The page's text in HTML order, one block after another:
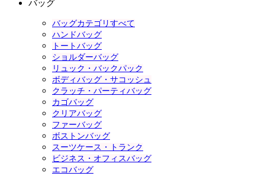
バッグ
バッグカテゴリすべて
ハンドバッグ
トートバッグ
ショルダーバッグ
リュック・バックパック
ボディバッグ・サコッシュ
クラッチ・パーティバッグ
カゴバッグ
クリアバッグ
ファーバッグ
ボストンバッグ
スーツケース・トランク
ビジネス・オフィスバッグ
エコバッグ